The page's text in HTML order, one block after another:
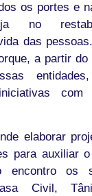
os portes e
no
das
a partir
entidades,
com
elaborar
para auxiliar
encontro os
Civil,